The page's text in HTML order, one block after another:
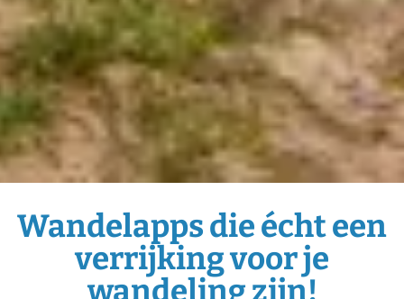
Wandelapps die écht een
verrijking voor je
wandeling zijn!